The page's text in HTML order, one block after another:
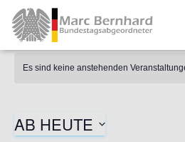
Es sind keine anstehenden
AB HEUTE